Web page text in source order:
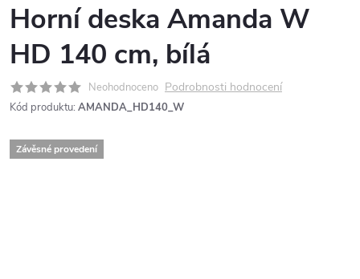
Horní deska Amanda W
HD 140 cm, bílá
Neohodnoceno Podrobnosti hodnocení
Kód produktu: AMANDA_HD140_W
Závěsné provedení